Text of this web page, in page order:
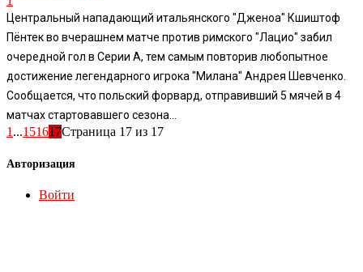
Центральный нападающий итальянского "Дженоа" Кшиштоф
Пёнтек во вчерашнем матче против римского "Лацио" забил
очередной гол в Серии А, тем самым повторив любопытное
достижение легендарного игрока "Милана" Андрея Шевченко.
Сообщается, что польский форвард, отправивший 5 мячей в 4
матчах стартовавшего сезона...
1 ...151617Страница 17 из 17
Авторизация
Войти